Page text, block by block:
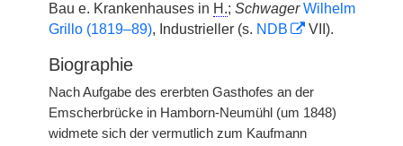
Bau e. Krankenhauses in H.; Schwager Wilhelm
Grillo (1819–89), Industrieller (s. NDB VII).
Biographie
Nach Aufgabe des ererbten Gasthofes an der
Emscherbrücke in Hamborn-Neumühl (um 1848)
widmete sich der vermutlich zum Kaufmann